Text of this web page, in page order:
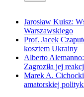
Jarosław Kuisz:
Warszawskiego
Prof. Jacek
kosztem Ukrainy
Alberto
Zagroziła jej
Marek A.
amatorskiej